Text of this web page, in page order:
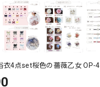
衣4点set桜色の薔薇乙女 OP-4